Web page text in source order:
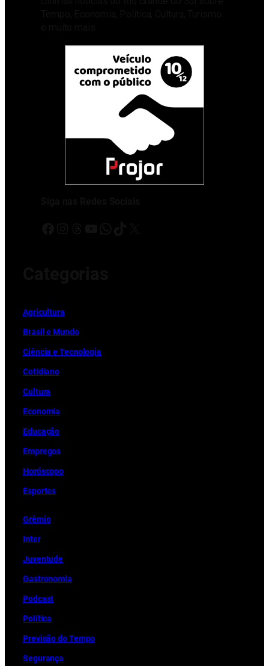
Agricultura
Brasil e Mundo
Ciência e Tecnologia
Cotidiano
Cultura
Economia
Educação
Empregos
Horóscopo
Esportes
Grêmio
Inter
Juventude
Gastronomia
Podcast
Política
Previsão do Tempo
Segurança